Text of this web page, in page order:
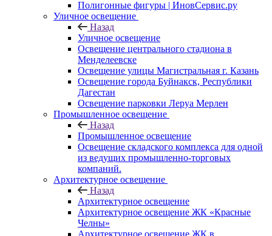
Полигонные фигуры | ИновСервис.ру
Уличное освещение
Назад
Уличное освещение
Освещение центрального стадиона в
Менделеевске
Освещение улицы Магистральная г. Казань
Освещение города Буйнакск, Республики
Дагестан
Освещение парковки Леруа Мерлен
Промышленное освещение
Назад
Промышленное освещение
Освещение складского комплекса для одной
из ведущих промышленно-торговых
компаний.
Архитектурное освещение
Назад
Архитектурное освещение
Архитектурное освещение ЖК «Красные
Челны»
Архитектурное освещение ЖК в